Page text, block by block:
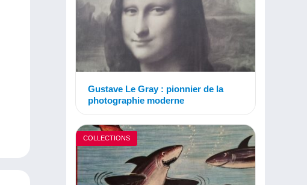
Gustave Le Gray : pionnier de la
photographie moderne
COLLECTIONS